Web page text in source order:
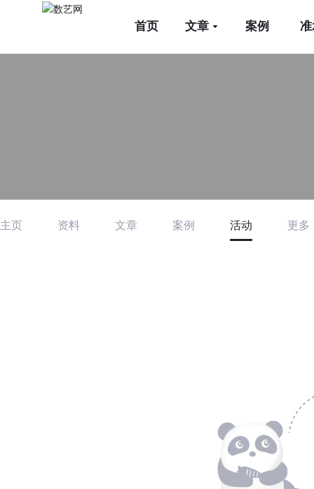
首页 文章 案例
主页 资料 文章 案例 活动 更多